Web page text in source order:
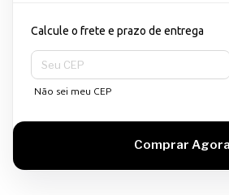
Calcule o frete e prazo de entrega
Entregas para o CEP:
Não sei meu CEP